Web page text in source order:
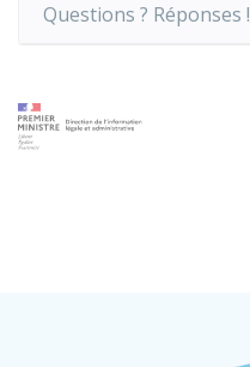
Questions ? Réponses !